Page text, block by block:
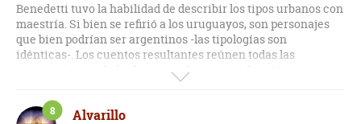
Benedetti tuvo la habilidad de describir los tipos urbanos con
maestría. Si bien se refirió a los uruguayos, son personajes
que bien podrían ser argentinos -las tipologías son
idénticas-. Los cuentos resultantes reúnen todas las
características de los buenos relatos: introducción,
desarrollo y final claro. La esfericidad que pregonaba
Cortázar.
Alvarillo
8